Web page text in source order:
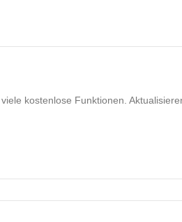
kostenlose Funktionen.